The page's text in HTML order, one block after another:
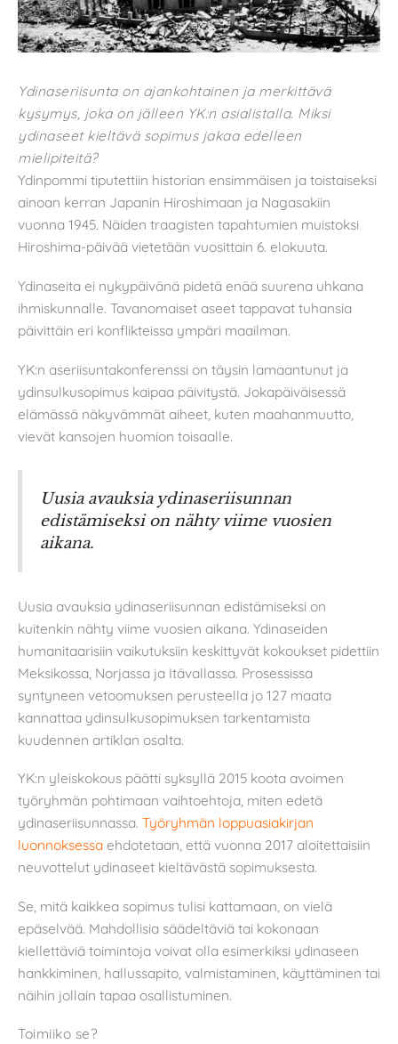
Ydinaseriisunta on ajankohtainen ja merkittävä
kysymys, joka on jälleen YK:n asialistalla. Miksi
ydinaseet kieltävä sopimus jakaa edelleen
mielipiteitä?
Ydinpommi tiputettiin historian ensimmäisen ja toistaiseksi
ainoan kerran Japanin Hiroshimaan ja Nagasakiin
vuonna 1945. Näiden traagisten tapahtumien muistoksi
Hiroshima-päivää vietetään vuosittain 6. elokuuta.
Ydinaseita ei nykypäivänä pidetä enää suurena uhkana
ihmiskunnalle. Tavanomaiset aseet tappavat tuhansia
päivittäin eri konflikteissa ympäri maailman.
YK:n aseriisuntakonferenssi on täysin lamaantunut ja
ydinsulkusopimus kaipaa päivitystä. Jokapäiväisessä
elämässä näkyvämmät aiheet, kuten maahanmuutto,
vievät kansojen huomion toisaalle.
Uusia avauksia ydinaseriisunnan
edistämiseksi on nähty viime vuosien
aikana.
Uusia avauksia ydinaseriisunnan edistämiseksi on
kuitenkin nähty viime vuosien aikana. Ydinaseiden
humanitaarisiin vaikutuksiin keskittyvät kokoukset pidettiin
Meksikossa, Norjassa ja Itävallassa. Prosessissa
syntyneen vetoomuksen perusteella jo 127 maata
kannattaa ydinsulkusopimuksen tarkentamista
kuudennen artiklan osalta.
YK:n yleiskokous päätti syksyllä 2015 koota avoimen
työryhmän pohtimaan vaihtoehtoja, miten edetä
ydinaseriisunnassa. Työryhmän loppuasiakirjan
luonnoksessa ehdotetaan, että vuonna 2017 aloitettaisiin
neuvottelut ydinaseet kieltävästä sopimuksesta.
Se, mitä kaikkea sopimus tulisi kattamaan, on vielä
epäselvää. Mahdollisia säädeltäviä tai kokonaan
kiellettäviä toimintoja voivat olla esimerkiksi ydinaseen
hankkiminen, hallussapito, valmistaminen, käyttäminen tai
näihin jollain tapaa osallistuminen.
Toimiiko se?